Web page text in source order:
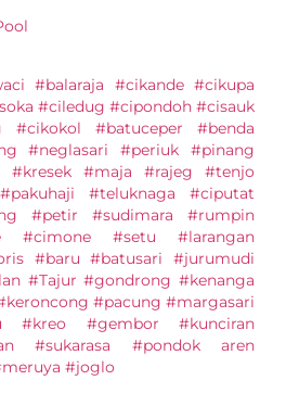
#balaraja #cikande #cikupa
#ciledug #cipondoh #cisauk
#cikokol #batuceper #benda
#neglasari #periuk #pinang
#kresek #maja #rajeg #tenjo
#teluknaga #ciputat
#petir #sudimara #rumpin
#cimone #setu #larangan
#baru #batusari #jurumudi
#Tajur #gondrong #kenanga
#pacung #margasari
#kreo #gembor #kunciran
#sukarasa #pondok aren
#joglo